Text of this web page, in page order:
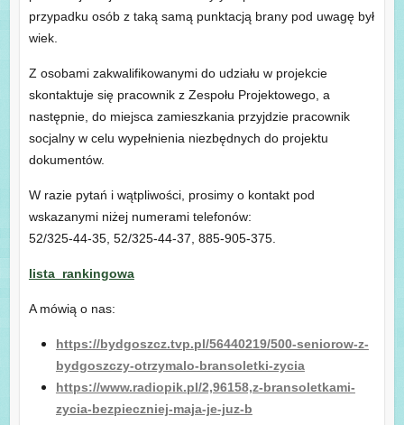
przypadku osób z taką samą punktacją brany pod uwagę był
wiek.
Z osobami zakwalifikowanymi do udziału w projekcie
skontaktuje się pracownik z Zespołu Projektowego, a
następnie, do miejsca zamieszkania przyjdzie pracownik
socjalny w celu wypełnienia niezbędnych do projektu
dokumentów.
W razie pytań i wątpliwości, prosimy o kontakt pod
wskazanymi niżej numerami telefonów:
52/325-44-35, 52/325-44-37, 885-905-375.
lista_rankingowa
A mówią o nas:
https://bydgoszcz.tvp.pl/56440219/500-seniorow-z-
bydgoszczy-otrzymalo-bransoletki-zycia
https://www.radiopik.pl/2,96158,z-bransoletkami-
zycia-bezpieczniej-maja-je-juz-b